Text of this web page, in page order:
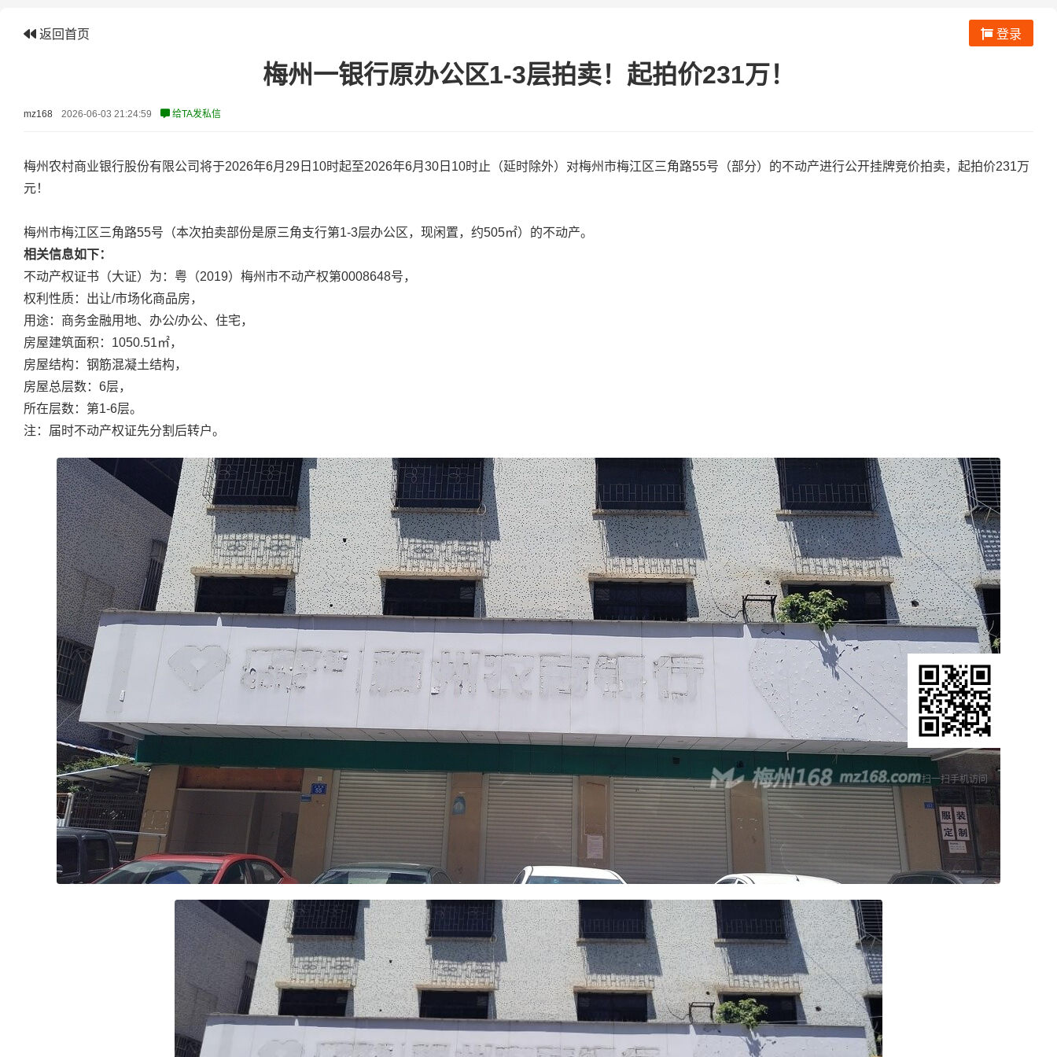
返回首页 登录
梅州一银行原办公区1-3层拍卖！起拍价231万！
mz168 2026-06-03 21:24:59 给TA发私信
梅州农村商业银行股份有限公司将于2026年6月29日10时起至2026年6月30日10时止（延时除外）对梅州市梅江区三角路55号（部分）的不动产进行公开挂牌竞价拍卖，起拍价231万
元！
梅州市梅江区三角路55号（本次拍卖部份是原三角支行第1-3层办公区，现闲置，约505㎡）的不动产。
相关信息如下：
不动产权证书（大证）为：粤（2019）梅州市不动产权第0008648号，
权利性质：出让/市场化商品房，
用途：商务金融用地、办公/办公、住宅，
房屋建筑面积：1050.51㎡，
房屋结构：钢筋混凝土结构，
房屋总层数：6层，
所在层数：第1-6层。
注：届时不动产权证先分割后转户。
扫一扫手机访问